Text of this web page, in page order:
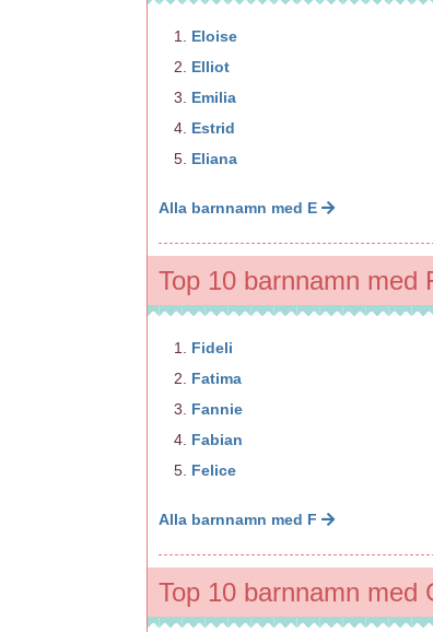
Eloise
Elliot
Emilia
Estrid
Eliana
Alla barnnamn med E
Top 10 barnnamn med
Fideli
Fatima
Fannie
Fabian
Felice
Alla barnnamn med F
Top 10 barnnamn med